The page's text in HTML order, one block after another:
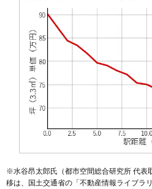
無料一括査
サザンスカイタワーレジ
住所 東京都八王子市子安町4
交通 八王子駅（1分）
相場 8,850万円～
マンションナ
無料一括査
エミネンス長池8号棟
めじろ台
初沢町
散田町 84万円
緑町 77万円
67 椚田町 66万円
68 小比企町 58万円
※水谷昂太郎氏（都市空間総合研究所 代表
移は、国土交通省の「不動産情報ライブラリ
高尾町 高倉町 寺田町 寺町 中町
七国並木町
日吉町
別所
みなみ野明神町めじろ台元本郷町
鑓水
横川町
北八王子駅
小宮駅 長沼駅 北野駅
南大沢駅
大塚・帝京大学駅